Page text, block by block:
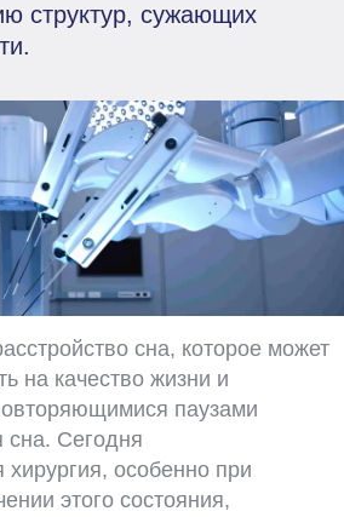
структур, сужающих
сна, которое может
на качество жизни и
паузами
Сегодня
хирургия, особенно при
этого состояния,